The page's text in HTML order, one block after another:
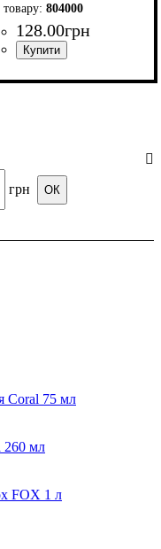
804000
128.00грн
грн ОК
Coral 75 мл
260 мл
FOX 1 л